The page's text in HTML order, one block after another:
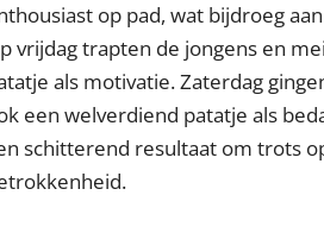
op pad, wat bijdroeg
vrijdag trapten de jongens en
als motivatie. Zaterdag
een welverdiend patatje als
schitterend resultaat om trots